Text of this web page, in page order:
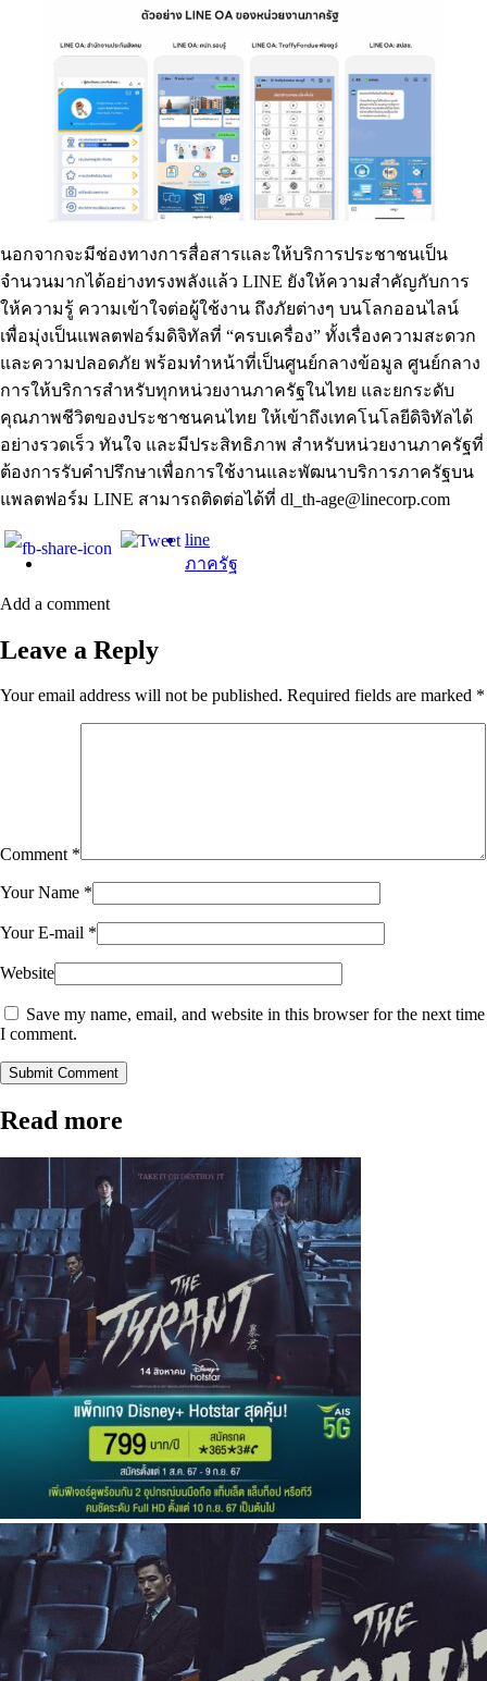
นอกจากจะมีช่องทางการสื่อสารและให้บริการประชาชนเป็น
จำนวนมากได้อย่างทรงพลังแล้ว LINE ยังให้ความสำคัญกับการ
ให้ความรู้ ความเข้าใจต่อผู้ใช้งาน ถึงภัยต่างๆ บนโลกออนไลน์
เพื่อมุ่งเป็นแพลตฟอร์มดิจิทัลที่ “ครบเครื่อง” ทั้งเรื่องความสะดวก
และความปลอดภัย พร้อมทำหน้าที่เป็นศูนย์กลางข้อมูล ศูนย์กลาง
การให้บริการสำหรับทุกหน่วยงานภาครัฐในไทย และยกระดับ
คุณภาพชีวิตของประชาชนคนไทย ให้เข้าถึงเทคโนโลยีดิจิทัลได้
อย่างรวดเร็ว ทันใจ และมีประสิทธิภาพ สำหรับหน่วยงานภาครัฐที่
ต้องการรับคำปรึกษาเพื่อการใช้งานและพัฒนาบริการภาครัฐบน
แพลตฟอร์ม LINE สามารถติดต่อได้ที่ dl_th-age@linecorp.com
line
ภาครัฐ
Add a comment
Leave a Reply
Your email address will not be published. Required fields are marked *
Comment *
Your Name *
Your E-mail *
Website
Save my name, email, and website in this browser for the next time
I comment.
Submit Comment
Read more